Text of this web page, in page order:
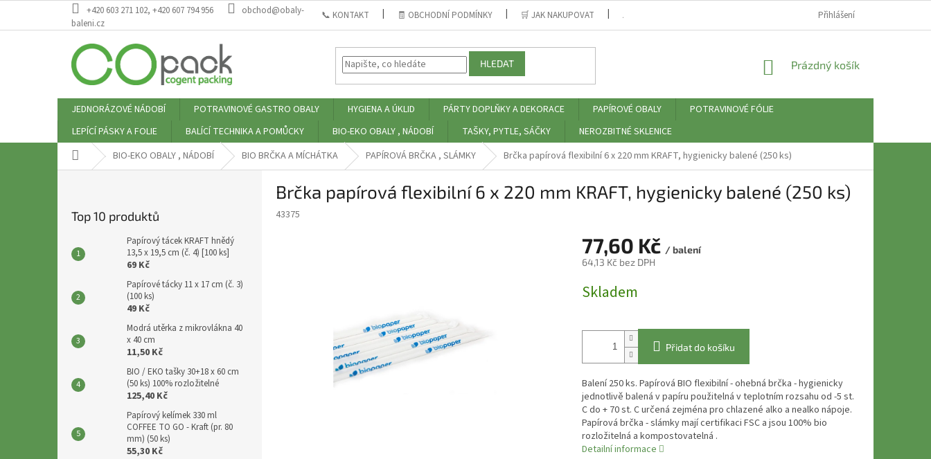
obsah
+420 603 271 102, +420 607 794 956
obchod@obaly-
baleni.cz
📞 KONTAKT 🧾 OBCHODNÍ PODMÍNKY 🛒 JAK NAKUPOVAT ⚠️ ZÁSADY PRÁCE S OSOBNÍMI ÚDAJI (GDPR) Přihlášení
HLEDAT
NÁKUPNÍ
Prázdný košík
JEDNORÁZOVÉ NÁDOBÍ POTRAVINOVÉ GASTRO OBALY HYGIENA A ÚKLID PÁRTY DOPLŇKY A DEKORACE PAPÍROVÉ OBALY
POTRAVINOVÉ FÓLIE
LEPÍCÍ PÁSKY A FOLIE
BALÍCÍ TECHNIKA A POMŮCKY BIO-EKO OBALY , NÁDOBÍ TAŠKY, PYTLE, SÁČKY
NEROZBITNÉ SKLENICE
Domů BIO-EKO OBALY , NÁDOBÍ BIO BRČKA A MÍCHÁTKA PAPÍROVÁ BRČKA , SLÁMKY Brčka papírová flexibilní 6 x 220 mm KRAFT, hygienicky balené (250 ks)
Top 10 produktů
Papírový tácek KRAFT hnědý
13,5 x 19,5 cm (č. 4) [100 ks]
69 Kč
Papírové tácky 11 x 17 cm (č. 3)
(100 ks)
49 Kč
Modrá utěrka z mikrovlákna 40
x 40 cm
11,50 Kč
BIO / EKO tašky 30+18 x 60 cm
(50 ks) 100% rozložitelné
125,40 Kč
Papírový kelímek 330 ml
COFFEE TO GO - Kraft (pr. 80
mm) (50 ks)
55,30 Kč
Brčka papírová flexibilní 6 x 220 mm KRAFT, hygienicky balené (250 ks)
43375
77,60 Kč / balení
64,13 Kč bez DPH
cena:
Skladem
Přidat do košíku
Balení 250 ks. Papírová BIO flexibilní - ohebná brčka - hygienicky
jednotlivě balená v papíru použitelná v teplotním rozsahu od -5 st.
C do + 70 st. C určená zejména pro chlazené alko a nealko nápoje.
Papírová brčka - slámky mají certifikaci FSC a jsou 100% bio
rozložitelná a kompostovatelná .
Detailní informace